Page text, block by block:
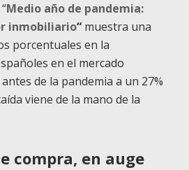
Medio año de pandemia:
inmobiliario“ muestra una
porcentuales en la
en el mercado
de la pandemia a un 27%
viene de la mano de la
compra, en auge